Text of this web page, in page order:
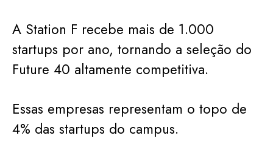
A Station F recebe mais de 1.000
startups por ano, tornando a seleção do
Future 40 altamente competitiva.
Essas empresas representam o topo de
4% das startups do campus.